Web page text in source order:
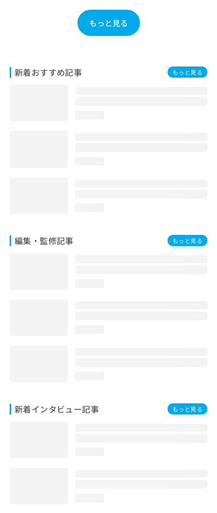
もっと見る
新着おすすめ記事 もっと見る
編集・監修記事 もっと見る
新着インタビュー記事 もっと見る
こ